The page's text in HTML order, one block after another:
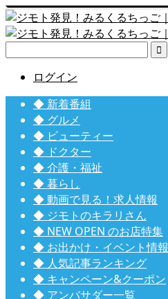

ログイン
◆ 新着番組
◆ グルメ
◆ ビューティー
◆ ドクター
◆ 介護・福祉
◆ 暮らし
◆ 動画で見る！求人情報
◆ ジモトのキラリさん
◆ NEW OPEN のお店特集
◆ お出かけ・イベント情報
◆ 人気記事ランキング
◆ キャンペーン&クーポン
◆ アンバサダー一覧